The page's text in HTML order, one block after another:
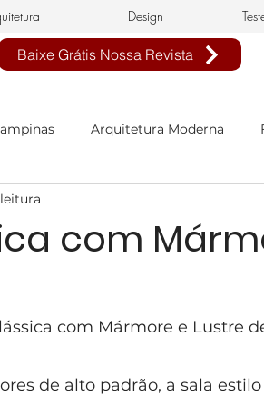
Design
Baixe Grátis Nossa Revista
Arquitetura Moderna
infantil
com
com Mármore e Lustre
de alto padrão, a sala